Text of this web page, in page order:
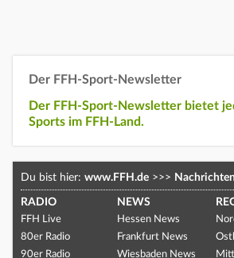
Der FFH-Sport-Newsletter
Der FFH-Sport-Newsletter bietet
Sports im FFH-Land.
Du bist hier: www.FFH.de >>> Nachrichten
RADIO
FFH Live
80er Radio
90er Radio
NEWS
Hessen News
Frankfurt News
Wiesbaden News